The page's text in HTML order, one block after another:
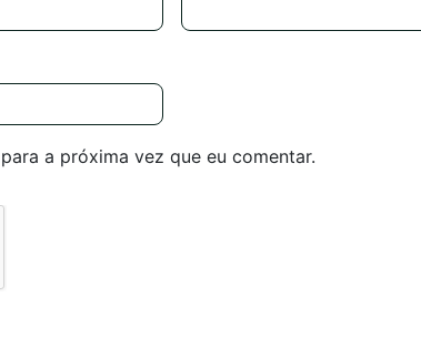
a próxima vez que eu comentar.